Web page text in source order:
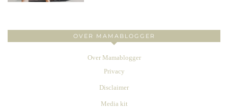
OVER MAMABLOGGER
Over Mamablogger
Privacy
Disclaimer
Media kit